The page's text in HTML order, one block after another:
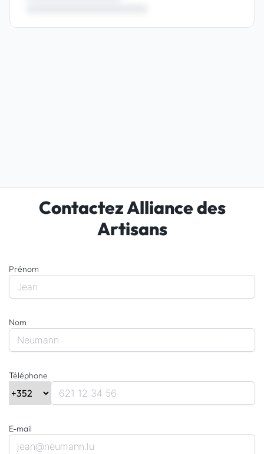
Contactez Alliance des
Artisans
Prénom
Nom
Téléphone
E-mail